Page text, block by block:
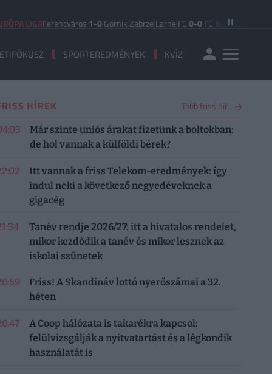
Ferencváros1-0Gornik Zabrze| Larne FC0-0FC Iberia 1999 |Shamrock
SPORTEREDMÉNYEK KVÍZ
HÍREK Több friss hír
Már szinte uniós árakat fizetünk a boltokban:
de hol vannak a külföldi bérek?
Itt vannak a friss Telekom-eredmények: így
indul neki a következő negyedéveknek a
gigacég
Tanév rendje 2026/27: itt a hivatalos rendelet,
mikor kezdődik a tanév és mikor lesznek az
iskolai szünetek
Friss! A Skandináv lottó nyerőszámai a 32.
héten
A Coop hálózata is takarékra kapcsol:
felülvizsgálják a nyitvatartást és a légkondik
használatát is